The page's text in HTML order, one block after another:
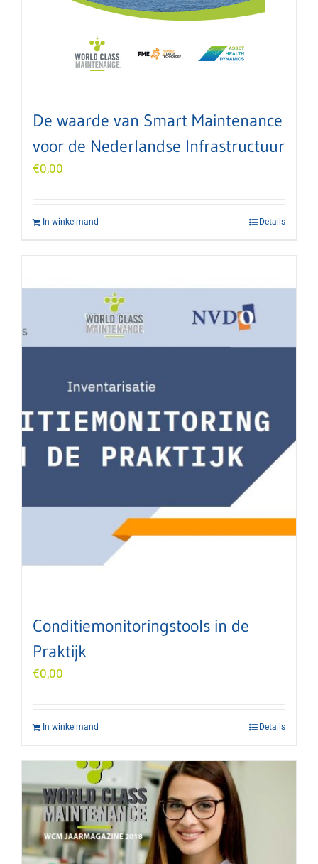
De waarde van Smart Maintenance
voor de Nederlandse Infrastructuur
€0,00
In winkelmand Details
Conditiemonitoringstools in de
Praktijk
€0,00
In winkelmand Details